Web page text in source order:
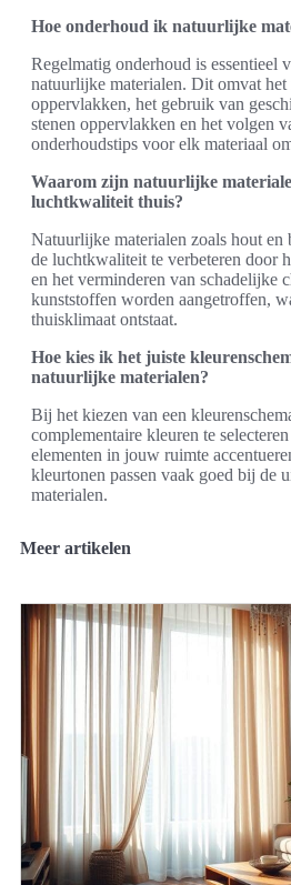
Hoe onderhoud ik natuurlijke
Regelmatig onderhoud is essentieel
natuurlijke materialen. Dit omvat het
oppervlakken, het gebruik van
stenen oppervlakken en het volgen
onderhoudstips voor elk materiaal
Waarom zijn natuurlijke
luchtkwaliteit thuis?
Natuurlijke materialen zoals hout en
de luchtkwaliteit te verbeteren door
en het verminderen van schadelijke
kunststoffen worden aangetroffen,
thuisklimaat ontstaat.
Hoe kies ik het juiste
natuurlijke materialen?
Bij het kiezen van een
complementaire kleuren te
elementen in jouw ruimte
kleurtonen passen vaak goed bij de
materialen.
Meer artikelen